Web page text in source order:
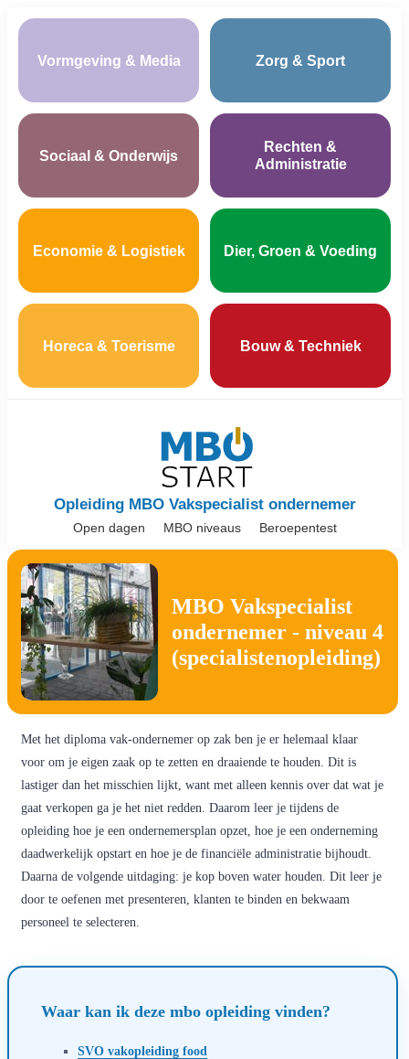
Vormgeving & Media Zorg & Sport
Sociaal & Onderwijs
Rechten &
Administratie
Economie & Logistiek Dier, Groen & Voeding
Horeca & Toerisme Bouw & Techniek
Opleiding MBO Vakspecialist ondernemer
Open dagen MBO niveaus Beroepentest
MBO Vakspecialist
ondernemer - niveau 4
(specialistenopleiding)
Met het diploma vak-ondernemer op zak ben je er helemaal klaar
voor om je eigen zaak op te zetten en draaiende te houden. Dit is
lastiger dan het misschien lijkt, want met alleen kennis over dat wat je
gaat verkopen ga je het niet redden. Daarom leer je tijdens de
opleiding hoe je een ondernemersplan opzet, hoe je een onderneming
daadwerkelijk opstart en hoe je de financiële administratie bijhoudt.
Daarna de volgende uitdaging: je kop boven water houden. Dit leer je
door te oefenen met presenteren, klanten te binden en bekwaam
personeel te selecteren.
Waar kan ik deze mbo opleiding vinden?
SVO vakopleiding food